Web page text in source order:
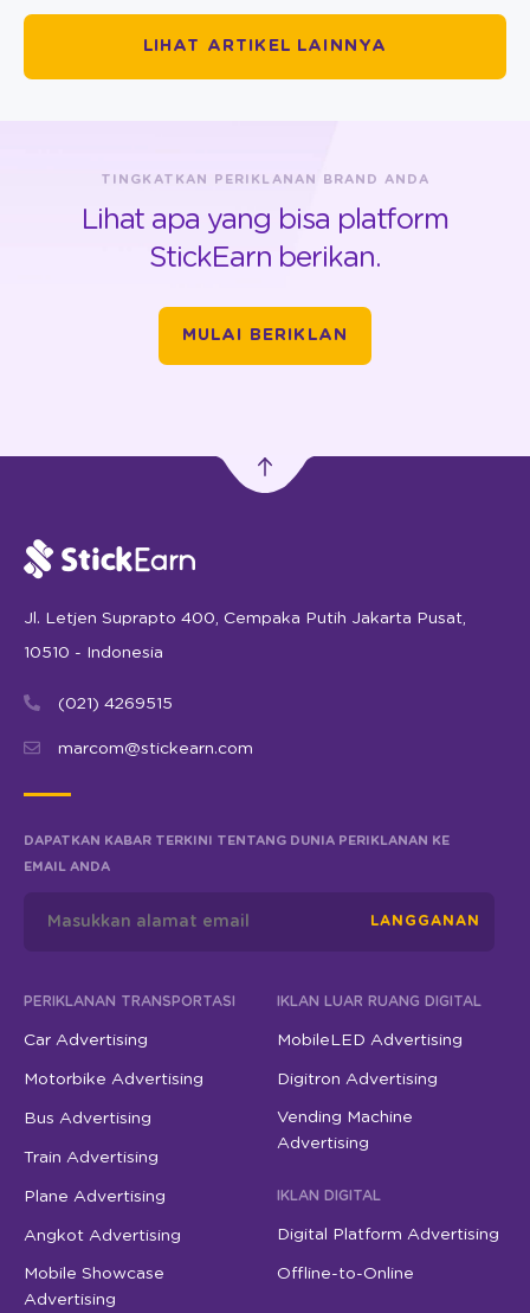
LIHAT ARTIKEL LAINNYA
TINGKATKAN PERIKLANAN BRAND ANDA
Lihat apa yang bisa platform
StickEarn berikan.
MULAI BERIKLAN
Jl. Letjen Suprapto 400, Cempaka Putih Jakarta Pusat,
10510 - Indonesia
(021) 4269515
marcom@stickearn.com
DAPATKAN KABAR TERKINI TENTANG DUNIA PERIKLANAN KE
EMAIL ANDA
LANGGANAN
PERIKLANAN TRANSPORTASI
Car Advertising
Motorbike Advertising
Bus Advertising
Train Advertising
Plane Advertising
Angkot Advertising
Mobile Showcase
Advertising
IKLAN LUAR RUANG DIGITAL
MobileLED Advertising
Digitron Advertising
Vending Machine
Advertising
IKLAN DIGITAL
Digital Platform Advertising
Offline-to-Online